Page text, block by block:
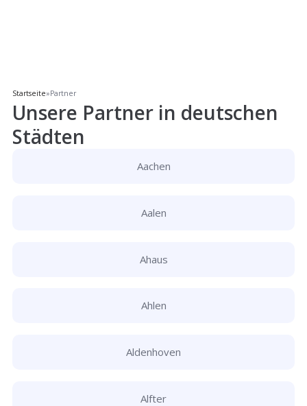
Startseite»Partner
Unsere Partner in deutschen
Städten
Aachen
Aalen
Ahaus
Ahlen
Aldenhoven
Alfter